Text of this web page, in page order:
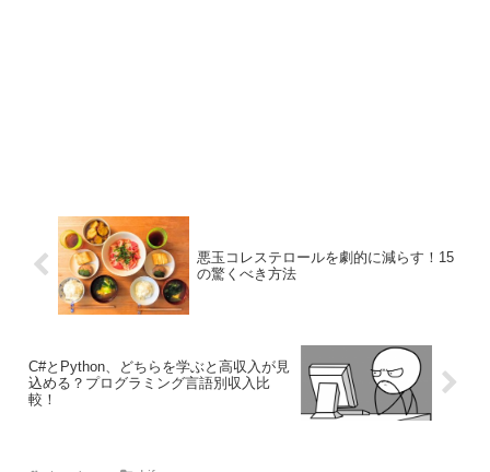
悪玉コレステロールを劇的に減らす！15
の驚くべき方法
C#とPython、どちらを学ぶと高収入が見
込める？プログラミング言語別収入比
較！